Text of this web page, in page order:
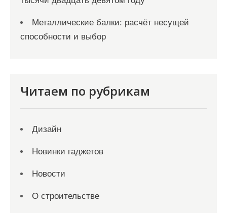
Металлические балки: расчёт несущей
способности и выбор
Читаем по рубрикам
Дизайн
Новинки гаджетов
Новости
О строительстве